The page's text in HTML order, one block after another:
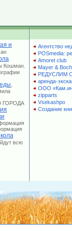
и
Кошман.
ГОРОДА
всю
Агентство
POSmedia:
Amoret club
Mayer & Boch
РЕДУСЛИМ
аренда-
ООО
zipparts
Vsekashpo
Создание